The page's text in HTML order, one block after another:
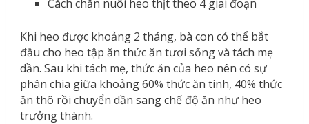
Cách chăn nuôi heo thịt theo 4 giai đoạn
Khi heo được khoảng 2 tháng, bà con có thể bắt
đầu cho heo tập ăn thức ăn tươi sống và tách mẹ
dần. Sau khi tách mẹ, thức ăn của heo nên có sự
phân chia giữa khoảng 60% thức ăn tinh, 40% thức
ăn thô rồi chuyển dần sang chế độ ăn như heo
trưởng thành.